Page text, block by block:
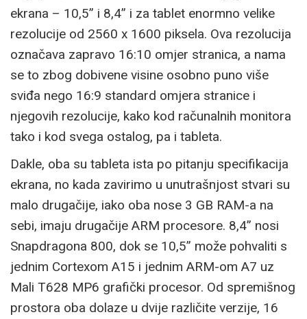
ekrana – 10,5” i 8,4” i za tablet enormno velike
rezolucije od 2560 x 1600 piksela. Ova rezolucija
označava zapravo 16:10 omjer stranica, a nama
se to zbog dobivene visine osobno puno više
sviđa nego 16:9 standard omjera stranice i
njegovih rezolucije, kako kod računalnih monitora
tako i kod svega ostalog, pa i tableta.
Dakle, oba su tableta ista po pitanju specifikacija
ekrana, no kada zavirimo u unutrašnjost stvari su
malo drugačije, iako oba nose 3 GB RAM-a na
sebi, imaju drugačije ARM procesore. 8,4” nosi
Snapdragona 800, dok se 10,5” može pohvaliti s
jednim Cortexom A15 i jednim ARM-om A7 uz
Mali T628 MP6 grafički procesor. Od spremišnog
prostora oba dolaze u dvije različite verzije, 16